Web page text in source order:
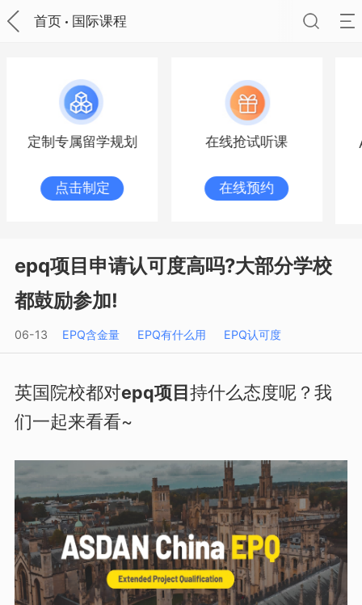
首页 国际课程
定制专属留学规划
点击制定
在线抢试听课
在线预约
epq项目申请认可度高吗?大部分学校
都鼓励参加!
06-13 EPQ含金量 EPQ有什么用 EPQ认可度
英国院校都对epq项目持什么态度呢？我
们一起来看看~